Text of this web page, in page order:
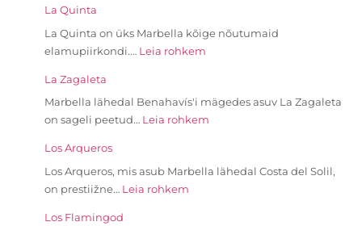
La Quinta
La Quinta on üks Marbella kõige nõutumaid
elamupiirkondi.… Leia rohkem
La Zagaleta
Marbella lähedal Benahavís'i mägedes asuv La Zagaleta
on sageli peetud… Leia rohkem
Los Arqueros
Los Arqueros, mis asub Marbella lähedal Costa del Solil,
on prestiižne… Leia rohkem
Los Flamingod